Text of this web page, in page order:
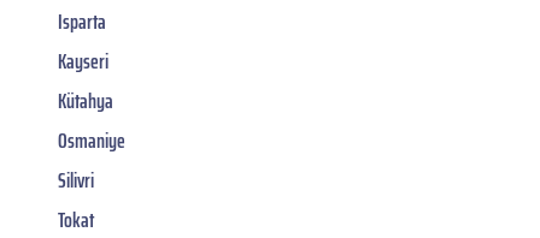
Isparta
Kayseri
Kütahya
Osmaniye
Silivri
Tokat